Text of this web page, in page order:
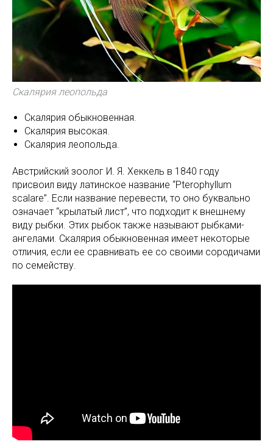
Скалярия леопольда
Скалярия обыкновенная.
Скалярия высокая.
Скалярия леопольда.
Австрийский зоолог И. Я. Хеккель в 1840 году
присвоил виду латинское название “Pterophyllum
scalare”. Если название перевести, то оно буквально
означает “крылатый лист”, что подходит к внешнему
виду рыбки. Этих рыбок также называют рыбками-
ангелами. Скалярия обыкновенная имеет некоторые
отличия, если ее сравнивать ее со своими сородичами
по семейству.